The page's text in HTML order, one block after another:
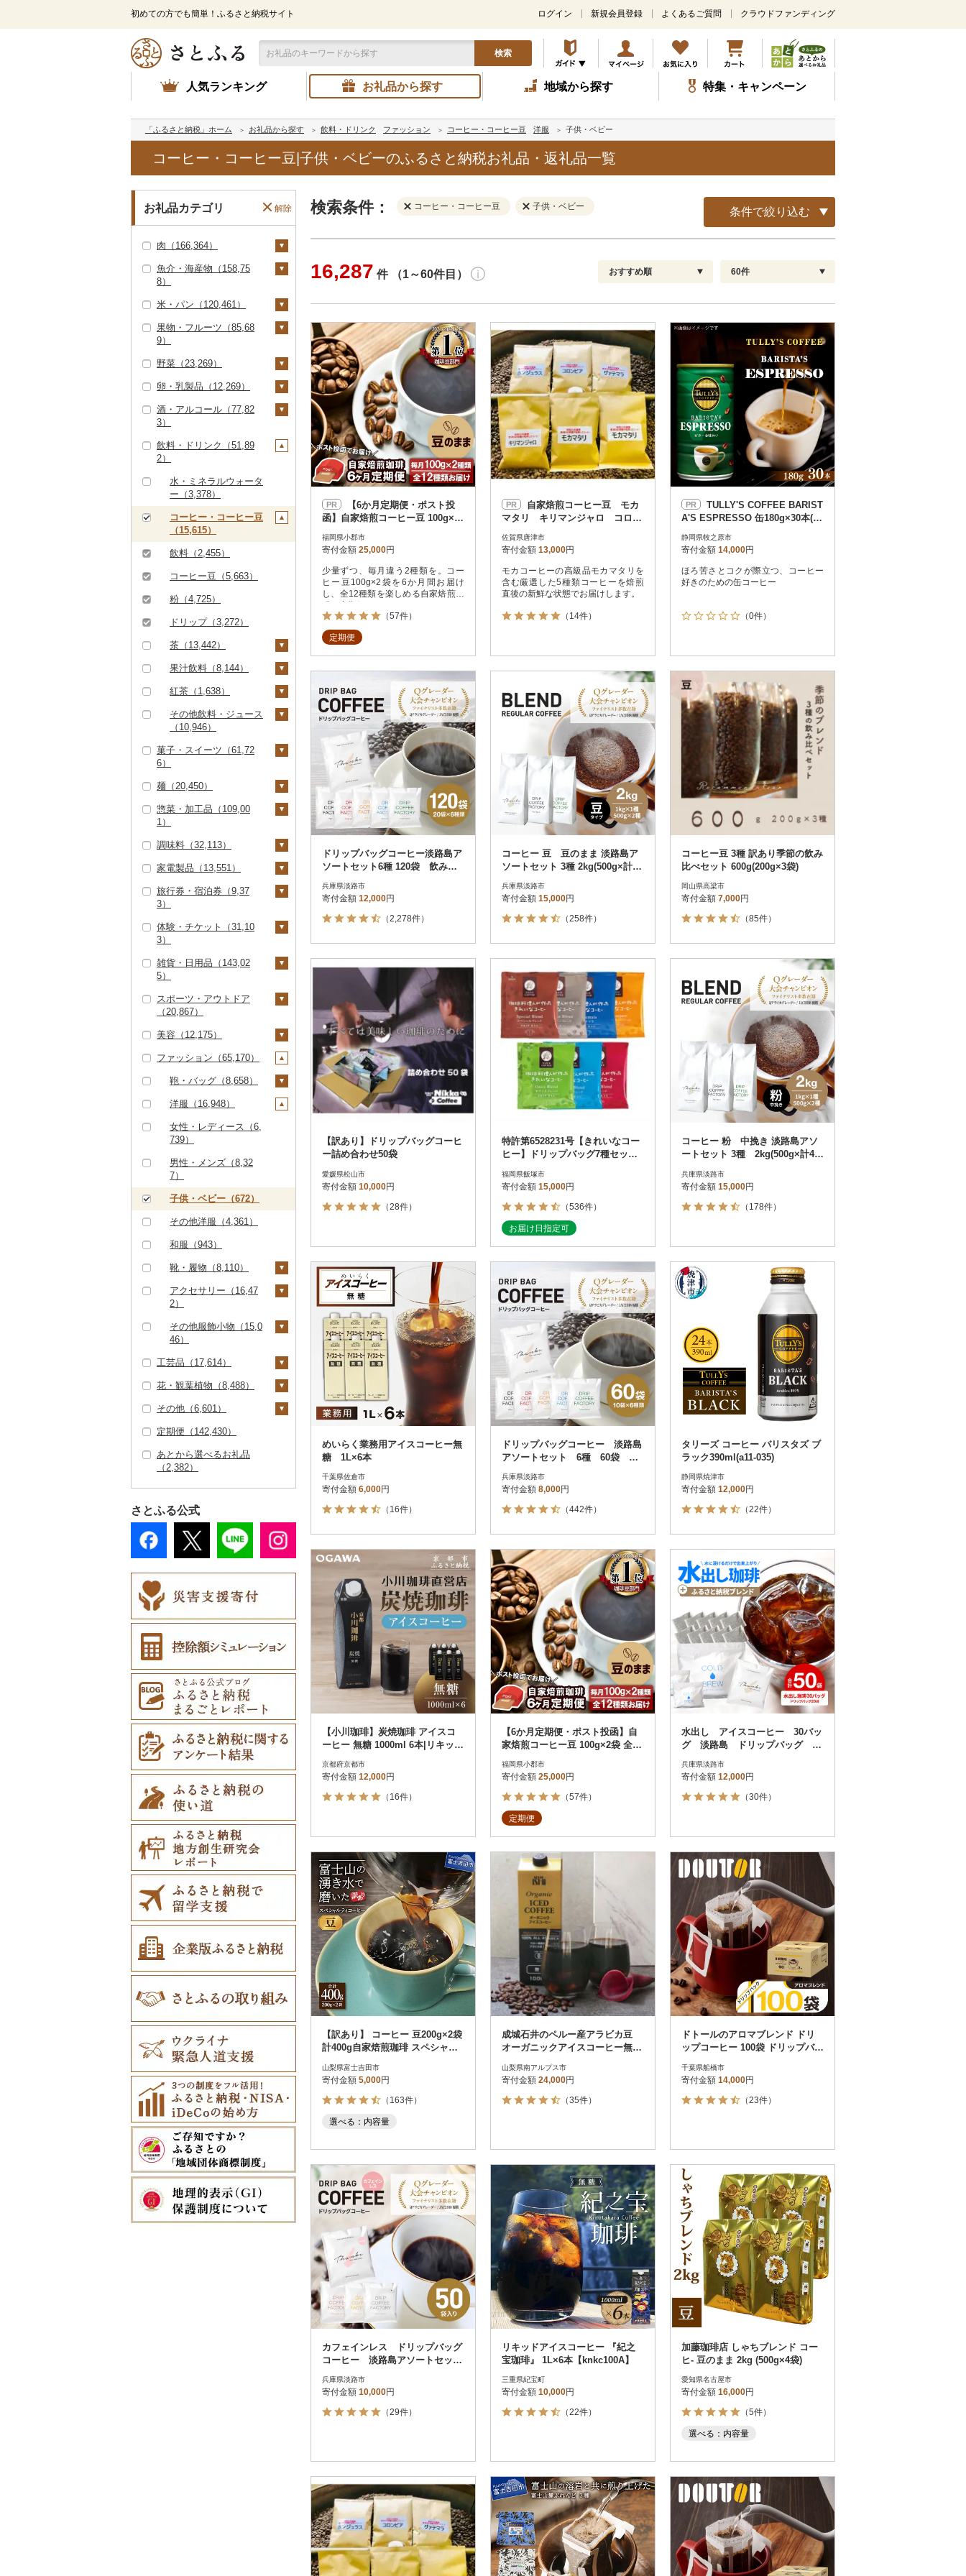
初めての方でも簡単！ふるさと納税サイト
メ
ン
コ
ン
テ
ツ
ッ
ログイン 新規会員登録 よくあるご質問 クラウドファンディング
検索
人気ランキング お礼品から探す 地域から探す 特集・キャンペーン
「ふるさと納税」ホーム お礼品から探す 飲料・ドリンク ファッション コーヒー・コーヒー豆 洋服 子供・ベビー
コーヒー・コーヒー豆|子供・ベビーのふるさと納税お礼品・返礼品一覧
お礼品カテゴリ 解除
肉（166,364）
牛肉（精肉）（89,07
ステーキ（27,591）
すき焼き（24,602）
9）
焼肉（21,083）
牛タン（2,088）
白老牛（1,508）
仙台牛（374）
米沢牛（1,028）
山形牛（6,993）
常陸牛（1,789）
上州牛（33）
飛騨牛（4,697）
近江牛（3,327）
神戸牛・神戸ビーフ
（3,077）
但馬牛（811）
土佐あかうし（164）
佐賀牛（6,812）
長崎和牛（2,289）
あか牛（1,745）
宮崎牛（2,430）
（8,388）
牛肉（加工品）（30,0
もつ鍋（8,840）
ローストビーフ（3,16
アグー豚（145）
その他豚肉（精肉）
（10,268）
38）
ハンバーグ（4,086）
ソーセージ・ウインナ
ー（7,387）
ベーコン・サラミ（4,
417）
その他豚肉（加工品）
鶏肉（14,777）
5）
41）
唐揚げ（1,551）
中津からあげ（49）
水炊き（2,015）
地鶏（2,012）
赤鶏さつま（3）
その他鶏肉（5,344）
羊肉・ラム肉（ジンギ
スカン）（2,176）
鴨肉（456）
猪肉（502）
141）
魚介・海産物（158,75
8）
カニ（16,686）
ズワイガニ（11,641）
エビ（3,765）
46）
からすみ（557）
キャビア（663）
その他魚卵（276）
帆立（ホタテ）（6,77
5）
鮑（アワビ）（718）
牡蠣（カキ）（1,57
9）
あさり（855）
しじみ（585）
サザエ（260）
はまぐり（268）
その他貝（1,241）
うなぎ（20,674）
鮮魚（23,845）
鮭・サーモン（7,33
8）
マグロ（4,191）
イワシ（147）
カツオ（1,570）
金目鯛（904）
クエ（249）
くじら（227）
サバ（3,109）
さんま（359）
鯛（1,677）
のどぐろ（462）
ふぐ（2,390）
ブリ（1,158）
イカ・タコ（6,645）
イカ（3,833）
タコ（2,856）
海苔・海藻（7,798）
海苔（4,146）
わかめ（1,352）
ひじき（410）
その他海苔・海藻（2,
286）
干物（12,382）
ししゃも（232）
その他干物（11,980）
その他魚介・加工品
（48,331）
しらす・ちりめん（7,
059）
かまぼこ・練り製品
（36,875）
米・パン（120,461）
米（110,470）
ゆめぴりか（4,929）
つや姫（4,259）
コシヒカリ（48,237）
はえぬき（3,477）
さがびより（1,092）
あきたこまち（9,01
ひとめぼれ（2,805）
ミルキークィーン（2,
507）
ななつぼし（4,644）
その他米（9,293）
124）
果物・フルーツ（85,68
9）
ぶどう・マスカット
デラウェア（113）
シャインマスカット
（5,760）
その他ぶどう・マスカ
ット（2,115）
もも（6,325）
さくらんぼ（1,850）
梨（4,122）
和梨（2,977）
洋梨・ラフランス（1,
043）
マンゴー（1,591）
みかん・柑橘（22,46
4）
みかん（10,297）
レモン（851）
不知火・デコポン（2,
まどんな（328）
ポンカン（735）
その他柑橘（8,370）
すいか（1,359）
キウイ（1,245）
柿（カキ）（2,886）
ドライフルーツ（4,33
干し芋（1,532）
その他ドライフルーツ
びわ（226）
ブルーベリー（692）
パイナップル（191）
栗（502）
その他果物（3,062）
野菜（23,269）
いも（3,898）
じゃがいも（1,001）
トマト（2,526）
0）
その他トマト（840）
とうもろこし（1,51
9）
根菜（2,212）
人参（401）
大根（193）
自然薯（182）
レンコン（117）
にんにく・生姜（1,11
7）
その他根菜（366）
アスパラガス（1,19
0）
豆（3,577）
きのこ（2,156）
しいたけ（1,127）
松茸（161）
その他きのこ（947）
その他野菜（7,077）
山菜（283）
かぼちゃ（402）
茄子（303）
レタス（214）
その他野菜（5,780）
卵・乳製品（12,269）
卵（3,944）
牛乳（1,778）
バター（969）
その他乳製品（885）
酒・アルコール（77,82
3）
ビール・発泡酒（14,1
ビール（3,459）
発泡酒（1,689）
地ビール・クラフトビ
ール（6,102）
日本酒（27,980）
純米大吟醸（9,121）
純米吟醸（8,513）
大吟醸（4,527）
吟醸（1,160）
その他日本酒（14,58
焼酎（13,829）
芋焼酎（6,405）
麦焼酎（2,903）
米焼酎（415）
黒糖焼酎（535）
その他焼酎（4,751）
梅酒（4,685）
泡盛（440）
ワイン（6,371）
白ワイン（2,882）
赤ワイン（3,653）
シャンパン・スパーク
5）
ウイスキー（1,444）
リキュール・洋酒（3,
8）
その他酒（4,307）
飲料・ドリンク（51,89
2）
水・ミネラルウォータ
ー（3,378）
コーヒー・コーヒー豆
（15,615）
飲料（2,455）
コーヒー豆（5,663）
粉（4,725）
ドリップ（3,272）
茶（13,442）
飲料（3,223）
茶葉・ティーバッグ
静岡茶（883）
足柄茶（74）
果汁飲料（8,144）
りんごジュース（1,62
みかんジュース（オレ
6）
3）
紅茶（1,638）
飲料（152）
（1,466）
その他飲料・ジュース
（10,946）
野菜ジュース（2,88
炭酸飲料（1,958）
豆乳（300）
（5,358）
菓子・スイーツ（61,72
6）
ケーキ（10,484）
クッキー（3,509）
アイス・ジェラート
その他洋菓子（8,14
3）
煎餅・おかき（2,30
その他和菓子（9,80
麺（20,450）
ラーメン（7,248）
そうめん（2,894）
その他麺（3,093）
惣菜・加工品（109,00
1）
惣菜（21,705）
餃子（5,257）
シュウマイ（1,548）
カレー・シチュー（6,
シチュー（1,054）
肉（22,429）
ピザ（2,067）
豆腐・納豆（1,215）
豆腐（574）
納豆（623）
漬物（9,816）
梅干（6,410）
キムチ（1,171）
その他漬物（2,324）
缶詰・瓶詰（14,346）
肉（538）
魚（2,649）
果物（527）
ジャム（3,749）
その他缶詰・瓶詰（6,
652）
乾物（2,639）
燻製（スモーク）（2,
235）
おせち（1,271）
その他加工品（19,07
9）
調味料（32,113）
砂糖（416）
塩（1,025）
酢（1,406）
だし（2,386）
食用油（2,423）
えごま油（473）
オリーブオイル（83
4）
ごま油（335）
その他食用油（933）
はちみつ（8,477）
ドレッシング（2,33
0）
その他調味料（10,10
0）
みりん（128）
ケチャップ（158）
こしょう（72）
その他調味料（8,93
2）
家電製品（13,551）
季節・空調家電（98
キッチン家電（1,29
照明器具（1,480）
（1,320）
メラ（1,555）
美容・健康家電（1,04
その他家電（3,018）
旅行券・宿泊券（9,37
3）
旅行券（1,663）
ポン（Eメール発行）
JTBふるさと旅行券
（紙券）（53）
その他旅行券（488）
体験・チケット（31,10
3）
PayPay商品券（8,27
食事券（5,967）
用券（1,051）
水族館（84）
動物園（40）
釣り（407）
ダイビング（216）
ト券（257）
ゴルフプレー券（2,86
7）
GDOふるさとゴルフ
2）
その他のゴルフプレー
花火大会チケット（3
4）
その他体験・チケット
（12,408）
雑貨・日用品（143,02
5）
家具・インテリア（3
6,216）
タンス（1,783）
机・テーブル（4,18
（7,203）
その他家具・インテリ
ア（23,817）
寝具（18,248）
布団（5,993）
枕（2,330）
毛布（2,154）
タオルケット（852）
タオル（6,068）
泉州タオル（2,748）
その他タオル（3,29
文房具・印鑑（4,83
ノート・ファイル（4
印鑑（630）
その他文房具（3,39
7）
グラス・カップ（5,42
タンブラー（1,050）
箸（1,002）
スプーン・フォーク・
その他食器（3,175）
キッチン用品（11,46
包丁（1,679）
フライパン（1,379）
鍋（1,667）
まな板（827）
土鍋（173）
その他キッチン用品
（6,254）
日用品（14,890）
洗剤（1,421）
トイレットペーパー
3）
楽器・器材（116）
本・CD・DVD（30
（3,240）
ご当地キャラクター
（1,204）
ベビー用品（2,394）
スポーツ・アウトドア
（20,867）
ゴルフ（6,837）
ゴルフボール（1,53
9）
ゴルフウェア（58）
1）
釣り（2,036）
サイクリング（475）
アウトドア・キャンプ
その他スポーツ（4,74
ウェア・ユニフォーム
（237）
その他スポーツ（2,10
9）
美容（12,175）
スキンケア（4,257）
化粧水・乳液・美容液
その他スキンケア（1,
シャンプー・リンス
（1,593）
アロマ（698）
プロテイン（605）
その他美容（3,544）
ファッション（65,170）
鞄・バッグ（8,658）
トートバッグ・ショル
キャリーバッグ・スー
その他鞄・バッグ（3,
885）
洋服（16,948）
女性・レディース（6,
739）
男性・メンズ（8,32
7）
子供・ベビー（672）
その他洋服（4,361）
和服（943）
靴・履物（8,110）
靴・シューズ（5,91
4）
スリッパ・下駄・草履
（1,374）
その他靴・履物（1,95
アクセサリー（16,47
2）
ペンダント・ネックレ
ス（4,911）
ピアス・イヤリング
1）
その他アクセサリー
（7,836）
その他服飾小物（15,0
46）
財布（3,273）
ショール・ストール
097）
マフラー・手袋（79
1）
7）
工芸品（17,614）
織物（859）
本場奄美大島紬（5
陶器・漆器（7,693）
信楽焼（776）
唐津焼（57）
村上木彫堆朱（33）
その他陶器・漆器（5,
610）
その他装飾品・工芸品
数珠（242）
工芸品（7,380）
播州そろばん（9）
美濃和紙（6）
民芸品（1,026）
花・観葉植物（8,488）
観葉植物・苗木（2,28
胡蝶蘭（241）
造花・プリザーブドフ
ラワー（1,607）
その他花（3,652）
盆栽・その他（854）
その他（6,601）
地域サービス（2,45
その他（4,275）
定期便（142,430）
あとから選べるお礼品
（2,382）
さとふる公式
検索条件： コーヒー・コーヒー豆 子供・ベビー 条件で絞り込む
円
決済方法 解除
PayPay
クレジットカード決済
Amazon Pay
楽天ペイ
メルペイ
コンビニ支払い
ソフトバンクまとめて支払い
d払い
金融機関(Pay-easy決済)
解除
発送種別 解除
通常
冷蔵便
冷凍便
配送指定 解除
お届け日時指定可
お届け時間帯指定可
発送される月指定可
その他 解除
さとふる限定のお礼品
定期便
さとふるアプリdeワンストップ申請
対象
結果を見る（ 16,287件）
16,287 件 （1～60件目） おすすめ順
新着順
レビュー件数順
レビュー評価順
寄付金額が高い順
寄付金額が低い順
60件
60
120
PR
函】自家焙煎コーヒー豆 100g×2
袋 全12種[No5354-0229]
福岡県小郡市
寄付金額 25,000円
少量ずつ、毎月違う2種類を。コー
ヒー豆100g×2袋を6か月間お届け
し、全12種類を楽しめる自家焙煎珈
（57件）
定期便
PR
マタリ キリマンジャロ コロン
ビア グアテマラ ホンジュラ
ス (豆のまま)
佐賀県唐津市
寄付金額 13,000円
モカコーヒーの高級品モカマタリを
含む厳選した5種類コーヒーを焙煎
直後の新鮮な状態でお届けします。
（14件）
PR
A'S ESPRESSO 缶180g×30本(1
静岡県牧之原市
寄付金額 14,000円
ほろ苦さとコクが際立つ、コーヒー
好きのための缶コーヒー
（0件）
ドリップバッグコーヒー淡路島ア
ソートセット6種 120袋 飲み比
兵庫県淡路市
寄付金額 12,000円
（2,278件）
コーヒー 豆 豆のまま 淡路島ア
ソートセット 3種 2kg(500g×計4
兵庫県淡路市
寄付金額 15,000円
（258件）
コーヒー豆 3種 訳あり季節の飲み
比べセット 600g(200g×3袋)
岡山県高梁市
寄付金額 7,000円
（85件）
【訳あり】ドリップバッグコーヒ
ー詰め合わせ50袋
愛媛県松山市
寄付金額 10,000円
（28件）
特許第6528231号【きれいなコー
ヒー】ドリップバッグ7種セット
福岡県飯塚市
寄付金額 15,000円
（536件）
お届け日指定可
コーヒー 粉 中挽き 淡路島アソ
ートセット 3種 2kg(500g×計4
兵庫県淡路市
寄付金額 15,000円
（178件）
めいらく業務用アイスコーヒー無
糖 1L×6本
千葉県佐倉市
寄付金額 6,000円
（16件）
ドリップバッグコーヒー 淡路島
アソートセット 6種 60袋 飲
9
兵庫県淡路市
寄付金額 8,000円
（442件）
タリーズ コーヒー バリスタズ ブ
ラック390ml(a11-035)
静岡県焼津市
寄付金額 12,000円
（22件）
【小川珈琲】炭焼珈琲 アイスコ
ーヒー 無糖 1000ml 6本|リキッド
京都府京都市
寄付金額 12,000円
（16件）
【6か月定期便・ポスト投函】自
家焙煎コーヒー豆 100g×2袋 全12
福岡県小郡市
寄付金額 25,000円
（57件）
定期便
水出し アイスコーヒー 30バッ
グ 淡路島 ドリップバッグ セ
兵庫県淡路市
寄付金額 12,000円
（30件）
【訳あり】 コーヒー 豆200g×2袋
計400g自家焙煎珈琲 スペシャル
山梨県富士吉田市
寄付金額 5,000円
（163件）
選べる：内容量
成城石井のペルー産アラビカ豆
オーガニックアイスコーヒー無糖
山梨県南アルプス市
寄付金額 24,000円
（35件）
ドトールのアロマブレンド ドリ
ップコーヒー 100袋 ドリップバッ
千葉県船橋市
寄付金額 14,000円
（23件）
カフェインレス ドリップバッグ
コーヒー 淡路島アソートセッ
12
兵庫県淡路市
寄付金額 10,000円
（29件）
リキッドアイスコーヒー 『紀之
宝珈琲』 1L×6本【knkc100A】
三重県紀宝町
寄付金額 10,000円
（22件）
加藤珈琲店 しゃちブレンド コー
ヒ- 豆のまま 2kg (500g×4袋)
愛知県名古屋市
寄付金額 16,000円
（5件）
選べる：内容量